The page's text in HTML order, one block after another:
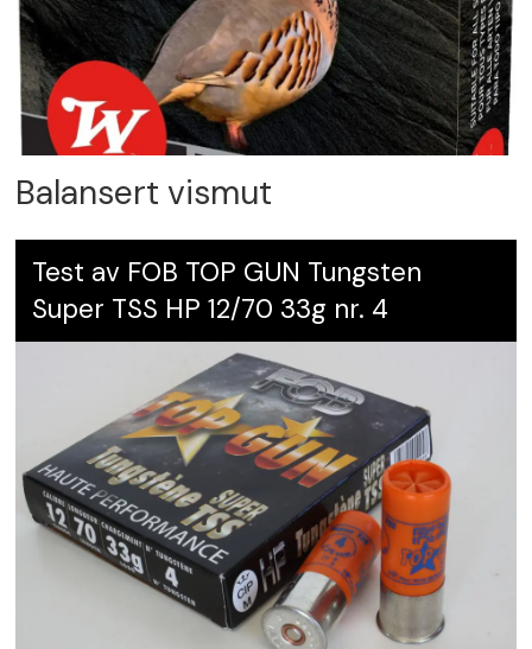
Balansert vismut
Test av FOB TOP GUN Tungsten
Super TSS HP 12/70 33g nr. 4